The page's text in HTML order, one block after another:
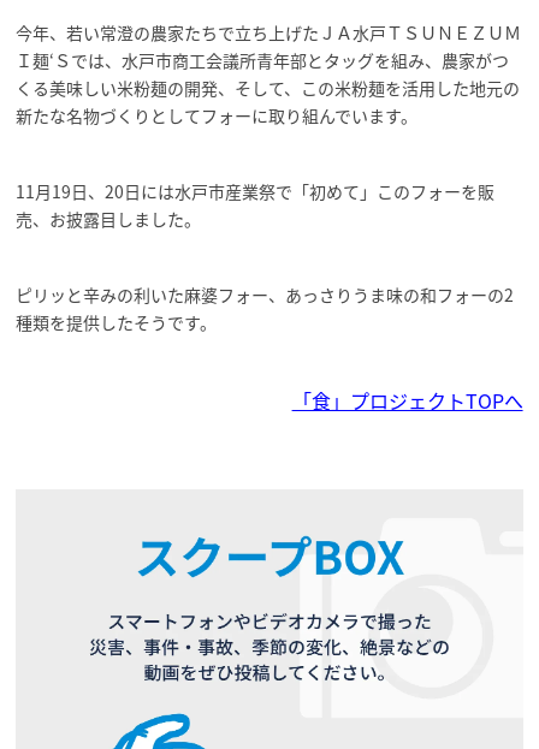
今年、若い常澄の農家たちで立ち上げたＪＡ水戸ＴＳＵＮＥＺＵＭ
Ｉ麺‘Ｓでは、水戸市商工会議所青年部とタッグを組み、農家がつ
くる美味しい米粉麺の開発、そして、この米粉麺を活用した地元の
新たな名物づくりとしてフォーに取り組んでいます。
11月19日、20日には水戸市産業祭で「初めて」このフォーを販
売、お披露目しました。
ピリッと辛みの利いた麻婆フォー、あっさりうま味の和フォーの2
種類を提供したそうです。
「食」プロジェクトTOPへ